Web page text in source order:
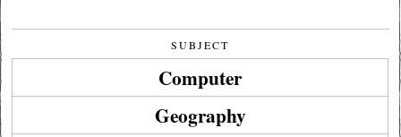
SUBJECT
Computer
Geography